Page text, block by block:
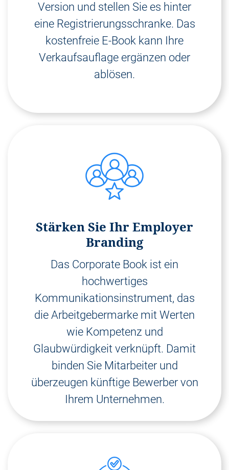
Version und stellen Sie es hinter
eine Registrierungsschranke. Das
kostenfreie E-Book kann Ihre
Verkaufsauflage ergänzen oder
ablösen.
Stärken Sie Ihr Employer
Branding
Das Corporate Book ist ein
hochwertiges
Kommunikationsinstrument, das
die Arbeitgebermarke mit Werten
wie Kompetenz und
Glaubwürdigkeit verknüpft. Damit
binden Sie Mitarbeiter und
überzeugen künftige Bewerber von
Ihrem Unternehmen.